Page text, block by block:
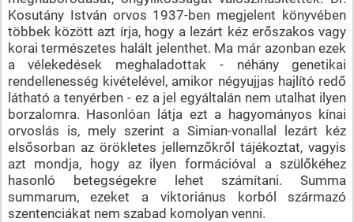
Kosutány István orvos 1937-ben megjelent könyvében
többek között azt írja, hogy a lezárt kéz erőszakos vagy
korai természetes halált jelenthet. Ma már azonban ezek
a vélekedések meghaladottak - néhány genetikai
rendellenesség kivételével, amikor négyujjas hajlító redő
látható a tenyérben - ez a jel egyáltalán nem utalhat ilyen
borzalomra. Hasonlóan látja ezt a hagyományos kínai
orvoslás is, mely szerint a Simian-vonallal lezárt kéz
elsősorban az örökletes jellemzőkről tájékoztat, vagyis
azt mondja, hogy az ilyen formációval a szülőkéhez
hasonló betegségekre lehet számítani. Summa
summarum, ezeket a viktoriánus korból származó
szentenciákat nem szabad komolyan venni.